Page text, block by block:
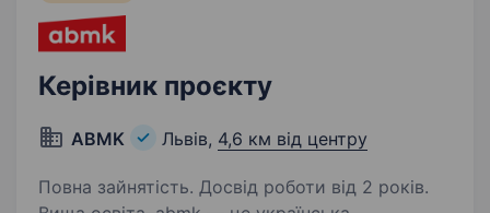
Керівник проєкту
ABMK Львів, 4,6 км від центру
Повна зайнятість. Досвід роботи від 2 років.